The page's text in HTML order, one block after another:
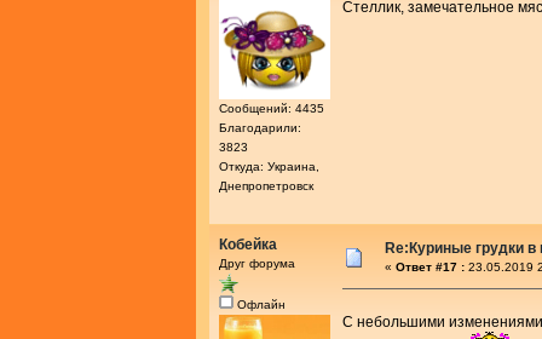
Сообщений: 4435
Благодарили:
3823
Откуда: Украина,
Днепропетровск
Стеллик, замечательное
Кобейка
Друг форума
Офлайн
Re:Куриные грудки
« Ответ #17 : 23.05.2019
С небольшими